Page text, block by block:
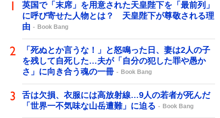
英国で「末席」を用意された天皇陛下を「最前列」
に呼び寄せた人物とは？ 天皇陛下が尊敬される理
由
Book Bang
「死ぬとか言うな！」と怒鳴った日、妻は2人の子
を残して自死した…夫が「自分の犯した罪や愚か
さ」に向き合う魂の一冊
Book Bang
舌は欠損、衣服には高放射線…9人の若者が死んだ
「世界一不気味な山岳遭難」に迫る
Book Bang